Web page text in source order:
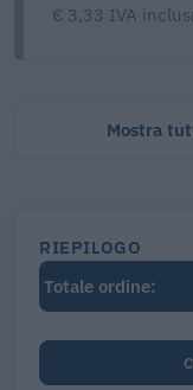
€ 3,33 IVA
Mostra
RIEPILOGO
Totale ordine: